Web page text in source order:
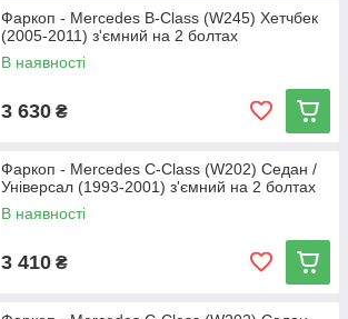
Фаркоп - Mercedes B-Class (W245) Хетчбек
(2005-2011) з'ємний на 2 болтах
В наявності
3 630 ₴
Фаркоп - Mercedes C-Class (W202) Седан /
Універсал (1993-2001) з'ємний на 2 болтах
В наявності
3 410 ₴